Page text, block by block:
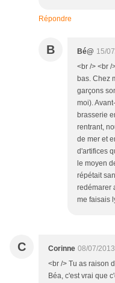
Répondre
B Bé@ 15/
<br /> <br /
bas. Chez
garçons
moi).
brasserie
rentrant,
de mer et
d'artifices
le moyen
répétait
redémarer
me faisais
C Corinne 08/07/
<br /> Tu as raison
Béa, c'est vrai que